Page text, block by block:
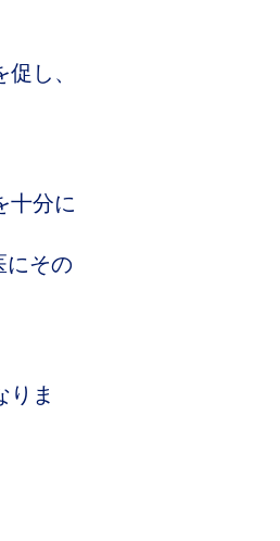
し、
十分に
その
りま